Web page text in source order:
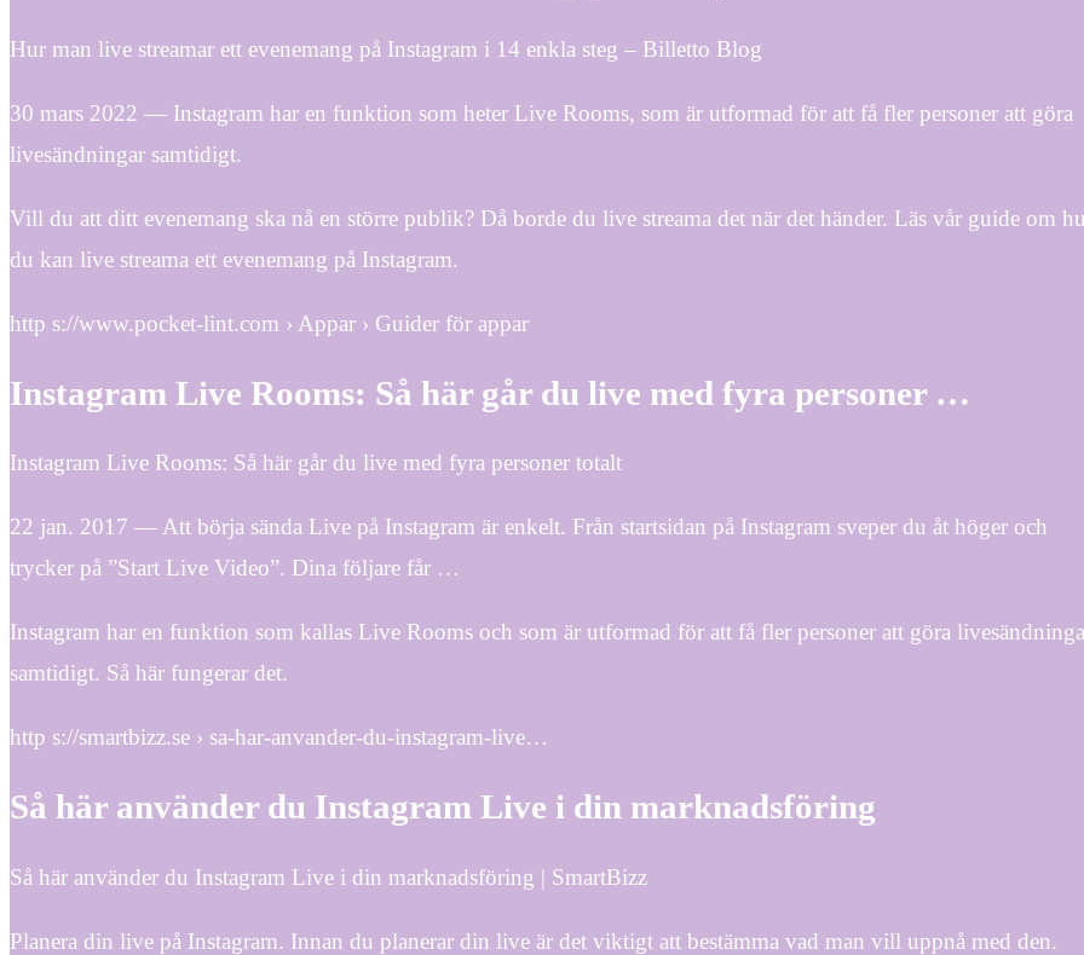
Hur man live streamar ett evenemang på Instagram i 14 enkla steg – Billetto Blog
30 mars 2022 — Instagram har en funktion som heter Live Rooms, som är utformad för att få fler personer att göra
livesändningar samtidigt.
Vill du att ditt evenemang ska nå en större publik? Då borde du live streama det när det händer. Läs vår guide om
du kan live streama ett evenemang på Instagram.
http s://www.pocket-lint.com › Appar › Guider för appar
Instagram Live Rooms: Så här går du live med fyra personer …
Instagram Live Rooms: Så här går du live med fyra personer totalt
22 jan. 2017 — Att börja sända Live på Instagram är enkelt. Från startsidan på Instagram sveper du åt höger och
trycker på ”Start Live Video”. Dina följare får …
Instagram har en funktion som kallas Live Rooms och som är utformad för att få fler personer att göra
samtidigt. Så här fungerar det.
http s://smartbizz.se › sa-har-anvander-du-instagram-live…
Så här använder du Instagram Live i din marknadsföring
Så här använder du Instagram Live i din marknadsföring | SmartBizz
Planera din live på Instagram. Innan du planerar din live är det viktigt att bestämma vad man vill uppnå med den.